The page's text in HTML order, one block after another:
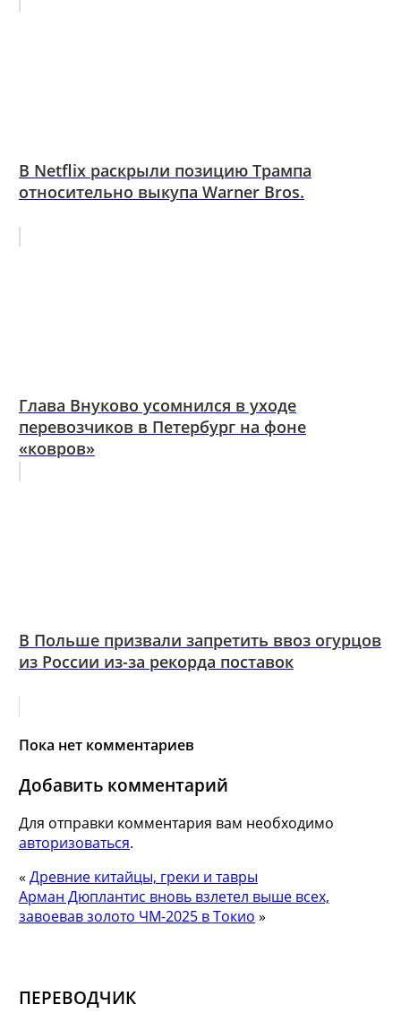
В Netflix раскрыли позицию Трампа
относительно выкупа Warner Bros.
Глава Внуково усомнился в уходе
перевозчиков в Петербург на фоне
«ковров»
В Польше призвали запретить ввоз огурцов
из России из-за рекорда поставок
Пока нет комментариев
Добавить комментарий
Для отправки комментария вам необходимо
авторизоваться.
« Древние китайцы, греки и тавры
Арман Дюплантис вновь взлетел выше всех,
завоевав золото ЧМ-2025 в Токио »
ПЕРЕВОДЧИК